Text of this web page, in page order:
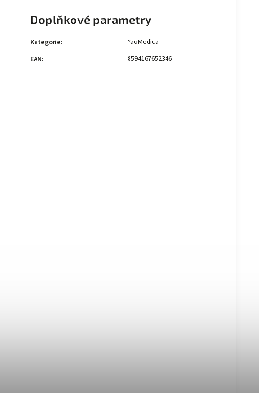
Doplňkové parametry
Kategorie:
YaoMedica
EAN: 8594167652346